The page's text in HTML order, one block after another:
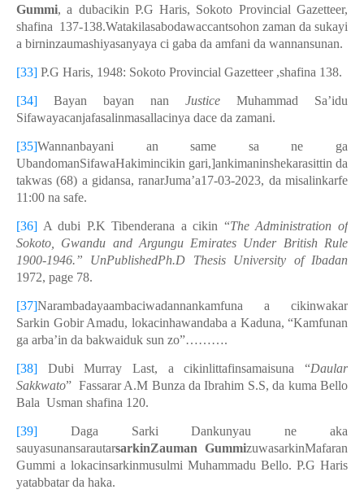
Gummi, a dubacikin P.G Haris, Sokoto Provincial Gazetteer,
shafina 137-138.Watakilasabodawaccantsohon zaman da sukayi
a birninzaumashiyasanyaya ci gaba da amfani da wannansunan.
[33] P.G Haris, 1948: Sokoto Provincial Gazetteer ,shafina 138.
[34] Bayan bayan nan Justice Muhammad Sa’idu
Sifawayacanjafasalinmasallacinya dace da zamani.
[35]Wannanbayani an same sa ne ga
UbandomanSifawaHakimincikin gari,]ankimaninshekarasittin da
takwas (68) a gidansa, ranarJuma’a17-03-2023, da misalinkarfe
11:00 na safe.
[36] A dubi P.K Tibenderana a cikin “The Administration of
Sokoto, Gwandu and Argungu Emirates Under British Rule
1900-1946.” UnPublishedPh.D Thesis University of Ibadan
1972, page 78.
[37]Narambadayaambaciwadannankamfuna a cikinwakar
Sarkin Gobir Amadu, lokacinhawandaba a Kaduna, “Kamfunan
ga arba’in da bakwaiduk sun zo”……….
[38] Dubi Murray Last, a cikinlittafinsamaisuna “Daular
Sakkwato” Fassarar A.M Bunza da Ibrahim S.S, da kuma Bello
Bala Usman shafina 120.
[39] Daga Sarki Dankunyau ne aka
sauyasunansarautarsarkinZauman GummizuwasarkinMafaran
Gummi a lokacinsarkinmusulmi Muhammadu Bello. P.G Haris
yatabbatar da haka.